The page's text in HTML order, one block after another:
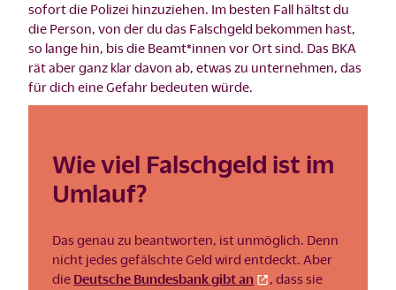
sofort die Polizei hinzuziehen. Im besten Fall hältst du
die Person, von der du das Falschgeld bekommen hast,
so lange hin, bis die Beamt*innen vor Ort sind. Das BKA
rät aber ganz klar davon ab, etwas zu unternehmen, das
für dich eine Gefahr bedeuten würde.
Wie viel Falschgeld ist im
Umlauf?
Das genau zu beantworten, ist unmöglich. Denn
nicht jedes gefälschte Geld wird entdeckt. Aber
die Deutsche Bundesbank gibt an
, dass sie